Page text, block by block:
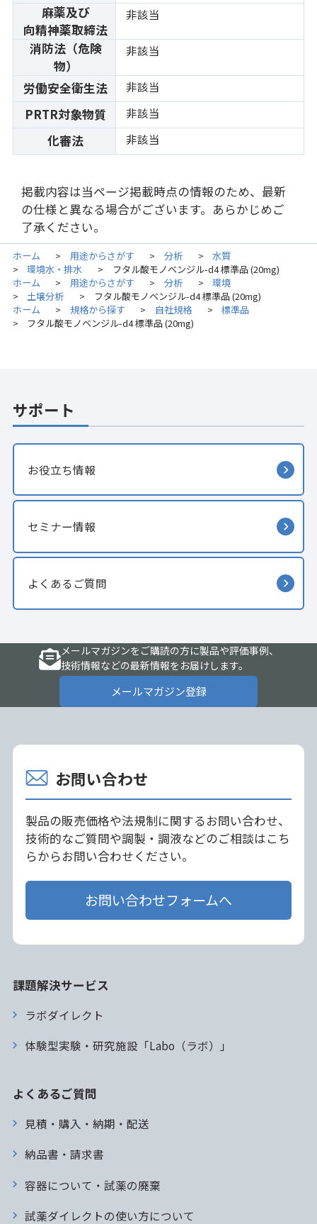
麻薬及び
向精神薬取締法
非該当
消防法（危険
物）
非該当
労働安全衛生法 非該当
PRTR対象物質 非該当
化審法 非該当
掲載内容は当ページ掲載時点の情報のため、最新
の仕様と異なる場合がございます。あらかじめご
了承ください。
ホーム > 用途からさがす > 分析 > 水質
> 環境水・排水 >
フタル酸モノベンジル-d4 標準品 (20mg)
ホーム
> 用途からさがす > 分析 > 環境
> 土壌分析 >
フタル酸モノベンジル-d4 標準品 (20mg)
ホーム
> 規格から探す > 自社規格 > 標準品
> フタル酸モノベンジル-d4 標準品 (20mg)
サポート
お役立ち情報
セミナー情報
よくあるご質問
メールマガジンをご購読の方に製品や評価事例、
技術情報などの最新情報をお届けします。
メールマガジン登録
お問い合わせ
製品の販売価格や法規制に関するお問い合わせ、
技術的なご質問や調製・調液などのご相談はこち
らからお問い合わせください。
お問い合わせフォームへ
課題解決サービス
ラボダイレクト
体験型実験・研究施設「Labo（ラボ）」
よくあるご質問
見積・購入・納期・配送
納品書・請求書
容器について・試薬の廃棄
試薬ダイレクトの使い方について